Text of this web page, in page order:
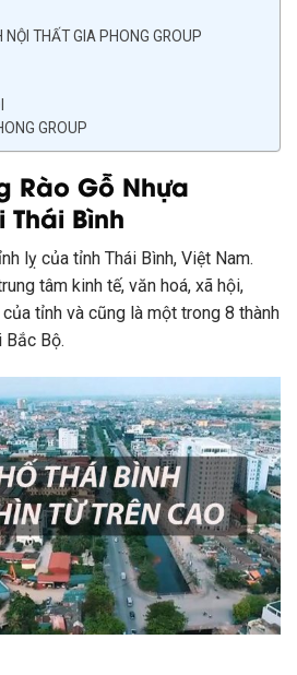
NỘI THẤT GIA PHONG GROUP
GROUP
Rào Gỗ Nhựa
Bình
lỵ của tỉnh Thái Bình, Việt Nam.
tâm kinh tế, văn hoá, xã hội,
tỉnh và cũng là một trong 8 thành
Bắc Bộ.